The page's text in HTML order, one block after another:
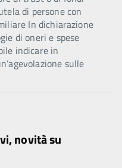
di persone con
In dichiarazione
di oneri e spese
indicare in
sulle
novità su